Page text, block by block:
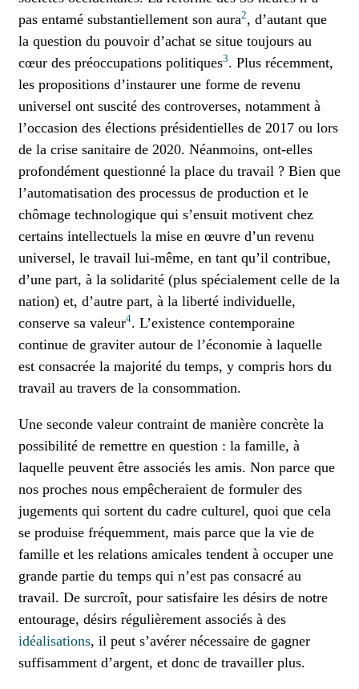
pas entamé substantiellement son aura2, d’autant que
la question du pouvoir d’achat se situe toujours au
cœur des préoccupations politiques3. Plus récemment,
les propositions d’instaurer une forme de revenu
universel ont suscité des controverses, notamment à
l’occasion des élections présidentielles de 2017 ou lors
de la crise sanitaire de 2020. Néanmoins, ont-elles
profondément questionné la place du travail ? Bien que
l’automatisation des processus de production et le
chômage technologique qui s’ensuit motivent chez
certains intellectuels la mise en œuvre d’un revenu
universel, le travail lui-même, en tant qu’il contribue,
d’une part, à la solidarité (plus spécialement celle de la
nation) et, d’autre part, à la liberté individuelle,
conserve sa valeur4. L’existence contemporaine
continue de graviter autour de l’économie à laquelle
est consacrée la majorité du temps, y compris hors du
travail au travers de la consommation.
Une seconde valeur contraint de manière concrète la
possibilité de remettre en question : la famille, à
laquelle peuvent être associés les amis. Non parce que
nos proches nous empêcheraient de formuler des
jugements qui sortent du cadre culturel, quoi que cela
se produise fréquemment, mais parce que la vie de
famille et les relations amicales tendent à occuper une
grande partie du temps qui n’est pas consacré au
travail. De surcroît, pour satisfaire les désirs de notre
entourage, désirs régulièrement associés à des
idéalisations, il peut s’avérer nécessaire de gagner
suffisamment d’argent, et donc de travailler plus.